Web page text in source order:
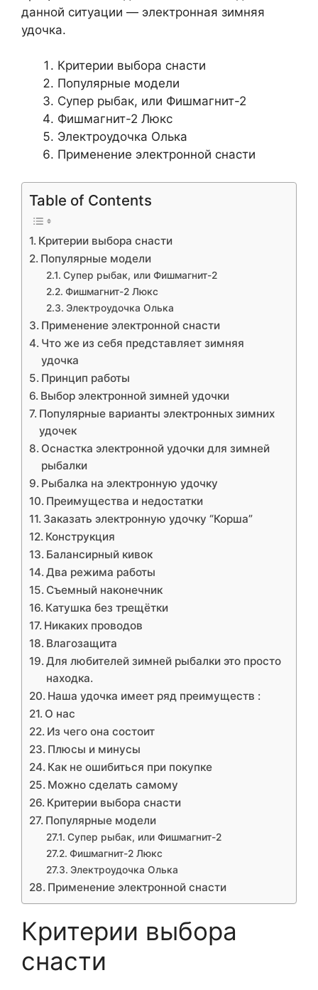
данной ситуации — электронная зимняя
удочка.
Критерии выбора снасти
Популярные модели
Супер рыбак, или Фишмагнит-2
Фишмагнит-2 Люкс
Электроудочка Олька
Применение электронной снасти
Table of Contents
Критерии выбора снасти
Популярные модели
Супер рыбак, или Фишмагнит-2
Фишмагнит-2 Люкс
Электроудочка Олька
Применение электронной снасти
Что же из себя представляет зимняя
удочка
Принцип работы
Выбор электронной зимней удочки
Популярные варианты электронных зимних
удочек
Оснастка электронной удочки для зимней
рыбалки
Рыбалка на электронную удочку
Преимущества и недостатки
Заказать электронную удочку “Корша”
Конструкция
Балансирный кивок
Два режима работы
Съемный наконечник
Катушка без трещётки
Никаких проводов
Влагозащита
Для любителей зимней рыбалки это просто
находка.
Наша удочка имеет ряд преимуществ :
О нас
Из чего она состоит
Плюсы и минусы
Как не ошибиться при покупке
Можно сделать самому
Критерии выбора снасти
Популярные модели
Супер рыбак, или Фишмагнит-2
Фишмагнит-2 Люкс
Электроудочка Олька
Применение электронной снасти
Критерии выбора
снасти